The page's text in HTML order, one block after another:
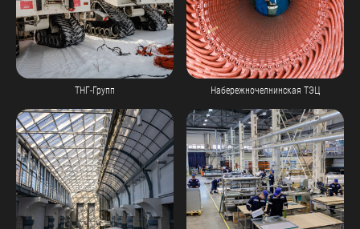
ТНГ-Групп Набережночелнинская ТЭЦ